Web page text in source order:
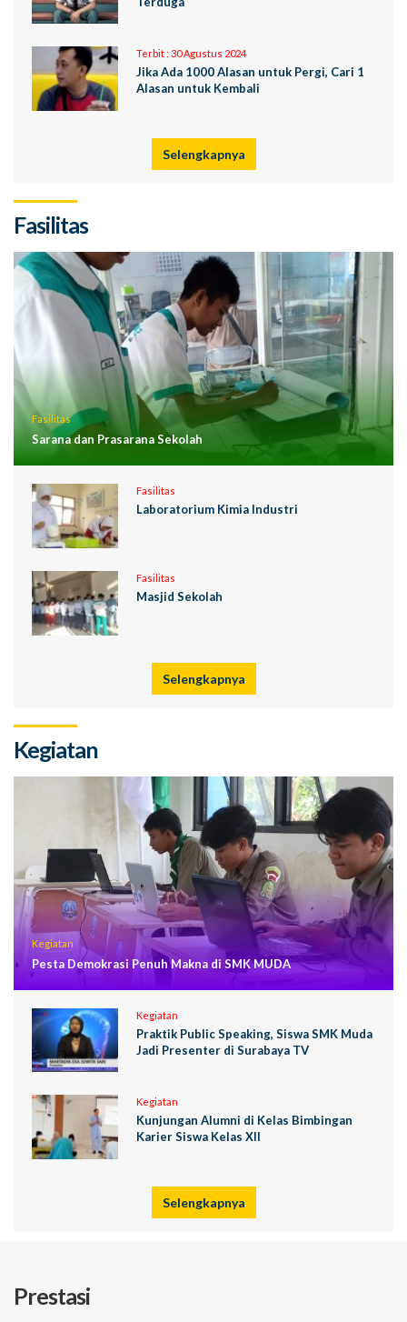
Terbit : 30 Agustus 2024
Jika Ada 1000 Alasan untuk Pergi, Cari 1
Alasan untuk Kembali
Selengkapnya
Fasilitas
Fasilitas
Sarana dan Prasarana Sekolah
Fasilitas
Laboratorium Kimia Industri
Fasilitas
Masjid Sekolah
Selengkapnya
Kegiatan
Kegiatan
Pesta Demokrasi Penuh Makna di SMK MUDA
Kegiatan
Praktik Public Speaking, Siswa SMK Muda
Jadi Presenter di Surabaya TV
Kegiatan
Kunjungan Alumni di Kelas Bimbingan
Karier Siswa Kelas XII
Selengkapnya
Prestasi